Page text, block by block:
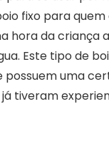
fixo para quem
hora da criança
Este tipo de
possuem uma
já tiveram